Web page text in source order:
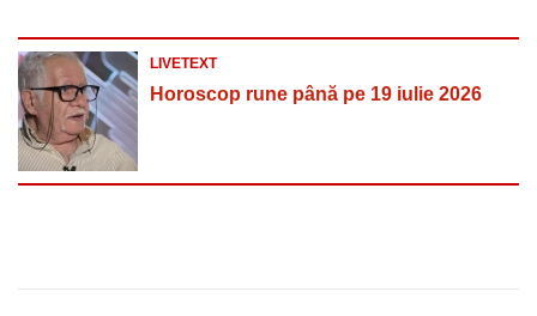
LIVETEXT
Horoscop rune până pe 19 iulie 2026